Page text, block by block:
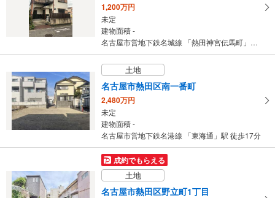
1,200万円
未定
建物面積 -
名古屋市営地下鉄名城線 「熱田神宮伝馬町」駅 徒歩13分
土地
名古屋市熱田区南一番町
2,480万円
未定
建物面積 -
名古屋市営地下鉄名港線 「東海通」駅 徒歩17分
成約でもらえる
土地
名古屋市熱田区野立町1丁目